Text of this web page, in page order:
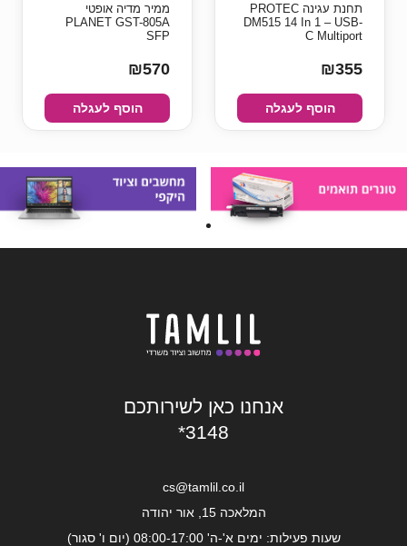
תחנת עגינה PROTEC
DM515 14 In 1 – USB-
C Multiport
₪355
הוסף לעגלה
ממיר מדיה אופטי
PLANET GST-805A
SFP
₪570
הוסף לעגלה
אנחנו כאן לשירותכם
*3148
cs@tamlil.co.il
המלאכה 15, אור יהודה
שעות פעילות: ימים א'-ה' 08:00-17:00 (יום ו' סגור)